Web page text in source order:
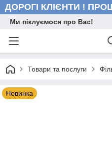
ДОРОГІ КЛІЄНТИ !
Ми піклуємося про Вас!
Товари та послуги
Новинка